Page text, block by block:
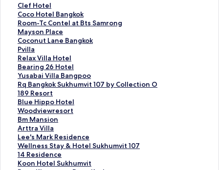
Clef Hotel
ลิ
ง
ก์
ม
า
ต
ร
ฐ
า
น
สำ
ห
รั
บ
C
l
e
f
H
Coco Hotel Bangkok
ลิ
ง
ก์
ม
า
ต
ร
ฐ
า
น
สำ
ห
รั
บ
C
o
c
o
Room-Tc Contel at Bts Samrong
ลิ
ง
ก์
ม
า
ต
ร
ฐ
า
น
สำ
ห
รั
บ
R
o
o
Mayson Place
ลิ
ง
ก์
ม
า
ต
ร
ฐ
า
น
สำ
ห
รั
บ
M
a
Coconut Lane Bangkok
ลิ
ง
ก์
ม
า
ต
ร
ฐ
า
น
สำ
ห
รั
บ
C
Pvilla
ลิ
ง
ก์
ม
า
ต
ร
ฐ
า
น
สำ
ห
รั
บ
Relax Villa Hotel
ลิ
ง
ก์
ม
า
ต
ร
ฐ
า
น
สำ
ห
รั
Bearing 26 Hotel
ลิ
ง
ก์
ม
า
ต
ร
ฐ
า
น
สำ
ห
Yusabai Villa Bangpoo
ลิ
ง
ก์
ม
า
ต
ร
ฐ
า
น
สำ
Rq Bangkok Sukhumvit 107 by Collection O
ลิ
ง
ก์
ม
า
ต
ร
ฐ
า
น
189 Resort
ลิ
ง
ก์
ม
า
ต
ร
ฐ
า
Blue Hippo Hotel
ลิ
ง
ก์
ม
า
ต
ร
ฐ
Woodviewresort
ลิ
ง
ก์
ม
า
ต
ร
Bm Mansion
ลิ
ง
ก์
ม
า
ต
Arttra Villa
ลิ
ง
ก์
ม
า
Lee's Mark Residence
ลิ
ง
ก์
ม
Wellness Stay & Hotel Sukhumvit 107
ลิ
ง
ก์
14 Residence
ลิ
ง
Koon Hotel Sukhumvit
ลิ